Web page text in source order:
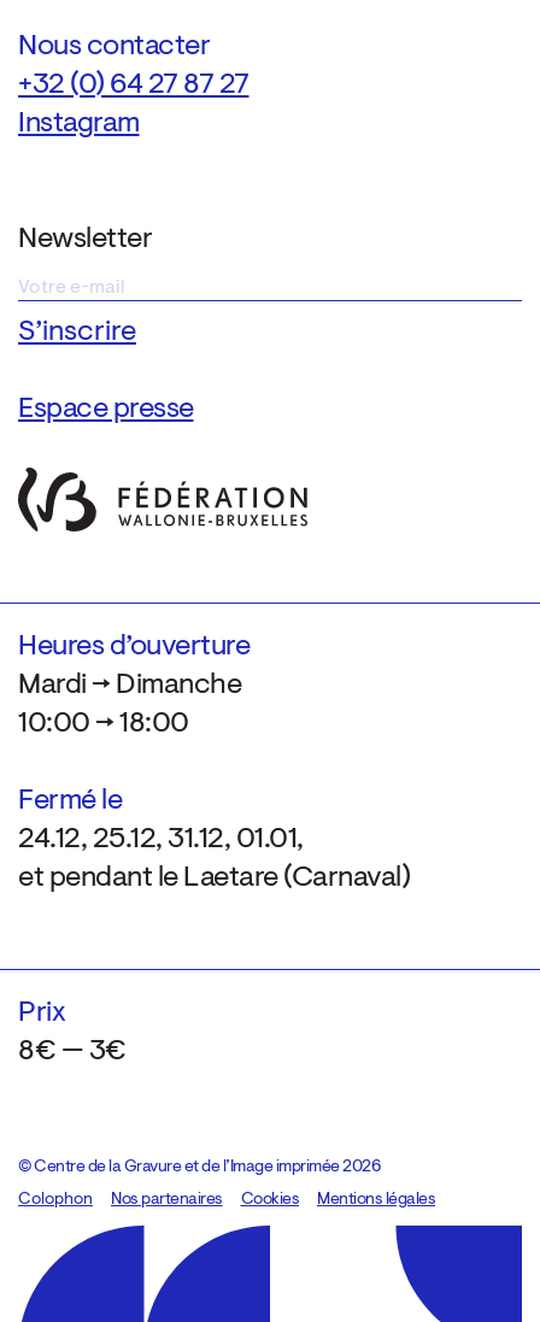
Nous contacter
+32 (0) 64 27 87 27
Instagram
Newsletter
Espace presse
Heures d’ouverture
Mardi → Dimanche
10:00 → 18:00
Fermé le
24.12, 25.12, 31.12, 01.01,
et pendant le Laetare (Carnaval)
Prix
8€ — 3€
© Centre de la Gravure et de l’Image imprimée 2026
Colophon
Design:Marcel Kaczmarek, code:8080.studio
Nos partenaires Cookies Mentions légales